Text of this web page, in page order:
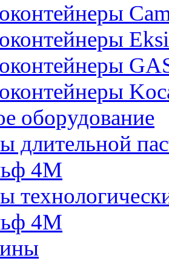
Eksi
оборудование
длительной
4М
4М